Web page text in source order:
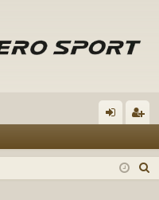
д ис